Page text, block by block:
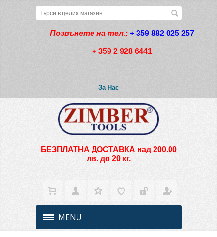
Позвънете на тел.: + 359 882 025 257
+ 359 2 928 6441
За Нас
БЕЗПЛАТНА ДОСТАВКА над 200.00
лв. до 20 кг.
MENU